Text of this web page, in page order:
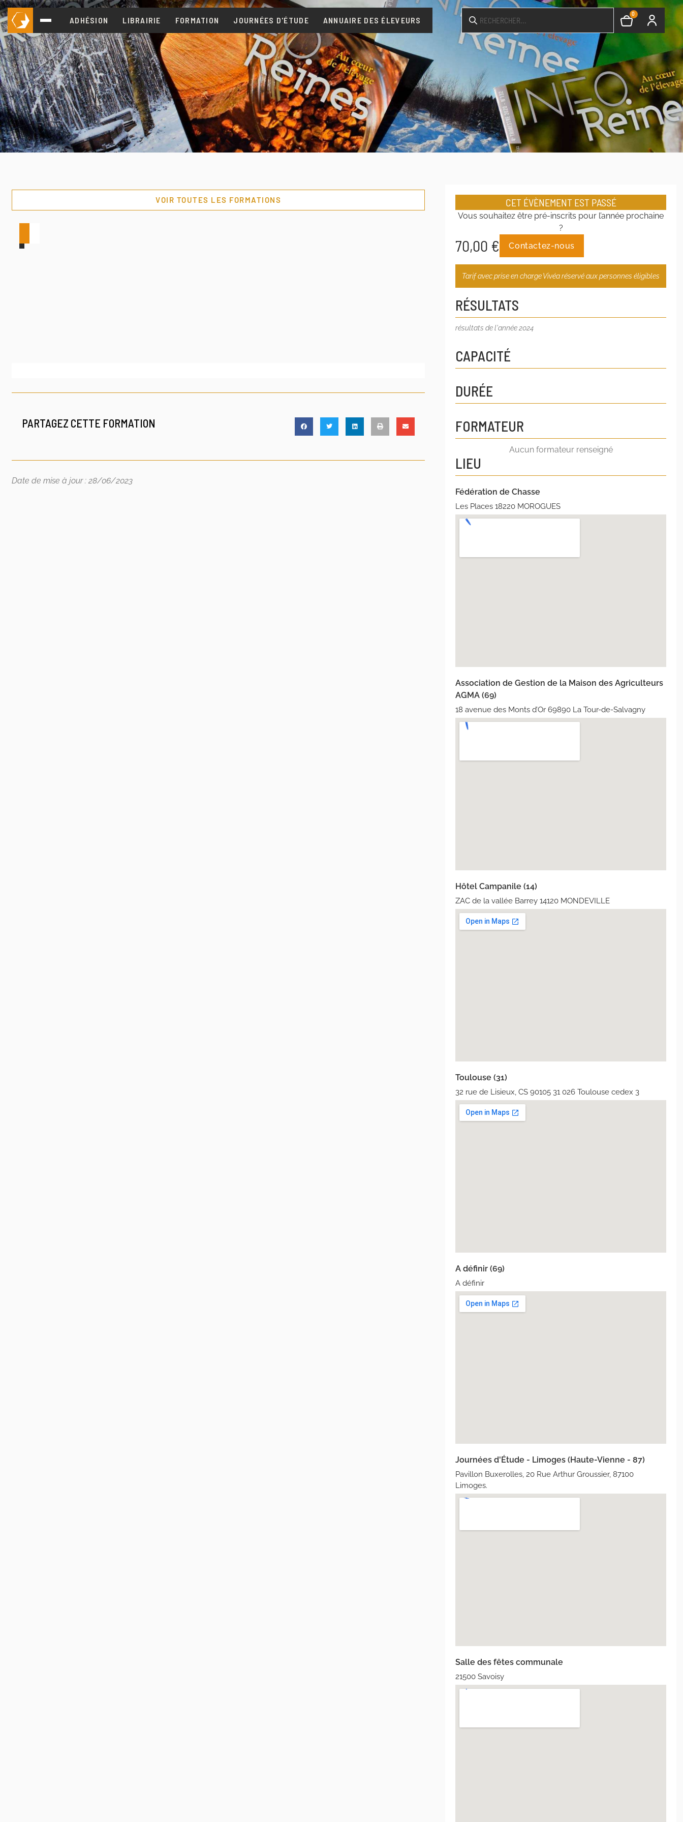
ADHÉSION LIBRAIRIE FORMATION JOURNÉES D'ÉTUDE ANNUAIRE DES ÉLEVEURS
0
VOIR TOUTES LES FORMATIONS
PARTAGEZ CETTE FORMATION
Date de mise à jour : 28/06/2023
CET ÉVÈNEMENT EST PASSÉ
Vous souhaitez être pré-inscrits pour l’année prochaine
?
70,00 € Contactez-nous
Tarif avec prise en charge Vivéa réservé aux personnes éligibles
RÉSULTATS
résultats de l'année 2024
CAPACITÉ
DURÉE
FORMATEUR
Aucun formateur renseigné
LIEU
Fédération de Chasse
Les Places 18220 MOROGUES
Association de Gestion de la Maison des Agriculteurs
AGMA (69)
18 avenue des Monts d’Or 69890 La Tour-de-Salvagny
Hôtel Campanile (14)
ZAC de la vallée Barrey 14120 MONDEVILLE
Toulouse (31)
32 rue de Lisieux, CS 90105 31 026 Toulouse cedex 3
A définir (69)
A définir
Journées d'Étude - Limoges (Haute-Vienne - 87)
Pavillon Buxerolles, 20 Rue Arthur Groussier, 87100
Limoges.
Salle des fêtes communale
21500 Savoisy